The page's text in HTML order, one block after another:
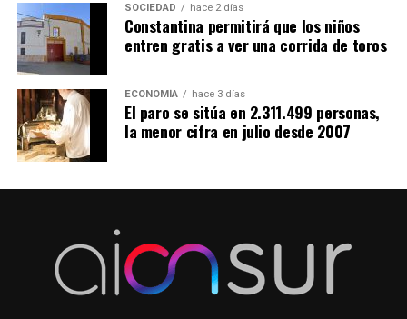
SOCIEDAD hace 2 días
Constantina permitirá que los niños
entren gratis a ver una corrida de toros
ECONOMÍA hace 3 días
El paro se sitúa en 2.311.499 personas,
la menor cifra en julio desde 2007